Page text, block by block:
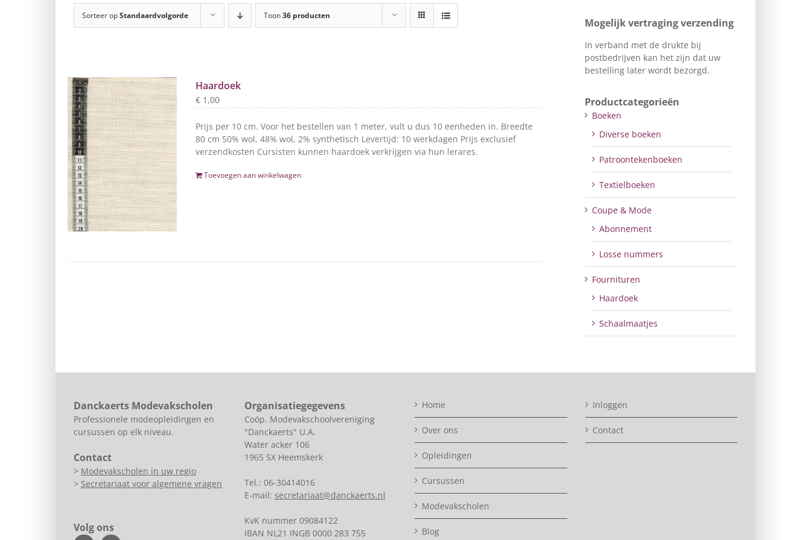
Sorteer opStandaardvolgorde Toon36 producten
Haardoek
€ 1,00
Prijs per 10 cm. Voor het bestellen van 1 meter, vult u dus 10 eenheden in. Breedte
80 cm 50% wol, 48% wol, 2% synthetisch Levertijd: 10 werkdagen Prijs exclusief
verzendkosten Cursisten kunnen haardoek verkrijgen via hun lerares.
Toevoegen aan winkelwagen
Mogelijk vertraging verzending
In verband met de drukte bij
postbedrijven kan het zijn dat uw
bestelling later wordt bezorgd.
Productcategorieën
Boeken
Diverse boeken
Patroontekenboeken
Textielboeken
Coupe & Mode
Abonnement
Losse nummers
Fournituren
Haardoek
Schaalmaatjes
Danckaerts Modevakscholen
Professionele modeopleidingen en
cursussen op elk niveau.
Contact
> Modevakscholen in uw regio
> Secretariaat voor algemene vragen
Volg ons
Organisatiegegevens
Coöp. Modevakschoolvereniging
"Danckaerts" U.A.
Water acker 106
1965 SX Heemskerk
Tel.: 06-30414016
E-mail: secretariaat@danckaerts.nl
KvK nummer 09084122
IBAN NL21 INGB 0000 283 755
Home
Over ons
Opleidingen
Cursussen
Modevakscholen
Blog
Inloggen
Contact